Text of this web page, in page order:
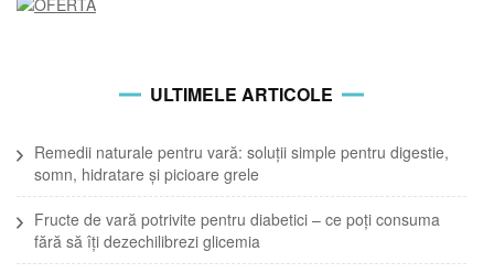
ULTIMELE ARTICOLE
Remedii naturale pentru vară: soluții simple pentru digestie,
somn, hidratare și picioare grele
Fructe de vară potrivite pentru diabetici – ce poți consuma
fără să îți dezechilibrezi glicemia